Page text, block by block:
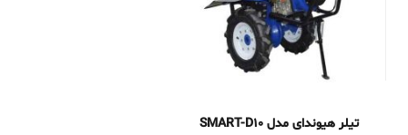
تیلر هیوندای مدل SMART-D10